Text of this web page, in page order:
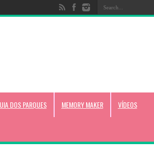
DOS PARQUES MEMORY MAKER VÍDEOS